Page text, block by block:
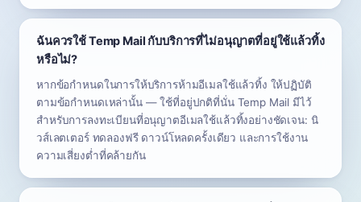
ฉันควรใช้ Temp Mail กับบริการที่ไม่อนุญาตที่อยู่ใช้แล้วทิ้ง
หรือไม่?
หากข้อกำหนดในการให้บริการห้ามอีเมลใช้แล้วทิ้ง ให้ปฏิบัติ
ตามข้อกำหนดเหล่านั้น — ใช้ที่อยู่ปกติที่นั่น Temp Mail มีไว้
สำหรับการลงทะเบียนที่อนุญาตอีเมลใช้แล้วทิ้งอย่างชัดเจน: นิ
วส์เลตเตอร์ ทดลองฟรี ดาวน์โหลดครั้งเดียว และการใช้งาน
ความเสี่ยงต่ำที่คล้ายกัน